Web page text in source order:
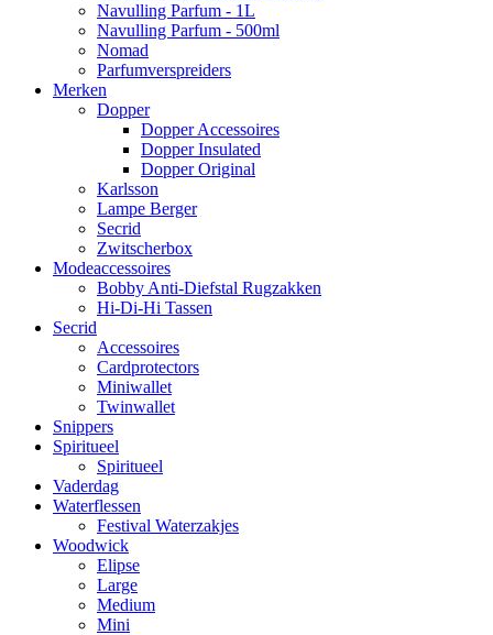
Navulling Parfum - 1L
Navulling Parfum - 500ml
Nomad
Parfumverspreiders
Merken
Dopper
Dopper Accessoires
Dopper Insulated
Dopper Original
Karlsson
Lampe Berger
Secrid
Zwitscherbox
Modeaccessoires
Bobby Anti-Diefstal Rugzakken
Hi-Di-Hi Tassen
Secrid
Accessoires
Cardprotectors
Miniwallet
Twinwallet
Snippers
Spiritueel
Spiritueel
Vaderdag
Waterflessen
Festival Waterzakjes
Woodwick
Elipse
Large
Medium
Mini